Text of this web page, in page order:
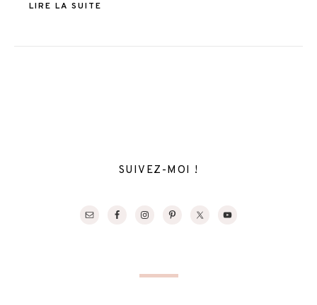
LIRE LA SUITE
SUIVEZ-MOI !